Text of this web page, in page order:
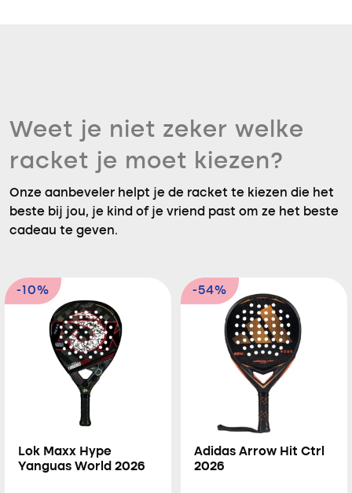
Weet je niet zeker welke
racket je moet kiezen?
Onze aanbeveler helpt je de racket te kiezen die het
beste bij jou, je kind of je vriend past om ze het beste
cadeau te geven.
-10%
Lok Maxx Hype
Yanguas World 2026
-54%
Adidas Arrow Hit Ctrl
2026